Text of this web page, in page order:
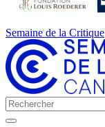
Semaine de la Critique